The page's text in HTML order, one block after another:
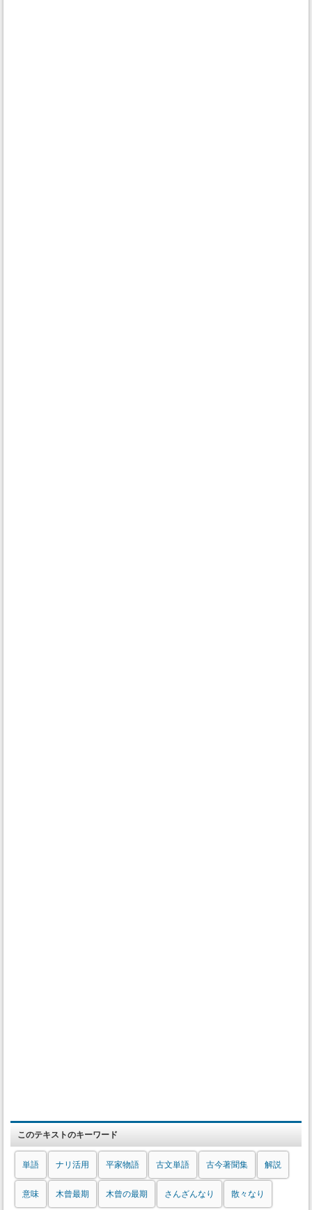
このテキストのキーワード
単語 ナリ活用 平家物語 古文単語 古今著聞集 解説
意味 木曾最期 木曾の最期 さんざんなり 散々なり